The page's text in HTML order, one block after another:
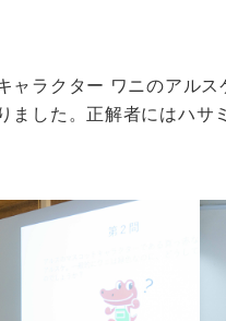
ャラクター ワニのアル
ました。正解者にはハサ